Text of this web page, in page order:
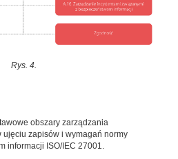
Rys. 4.
obszary zarządzania
zapisów i wymagań normy
informacji ISO/IEC 27001.